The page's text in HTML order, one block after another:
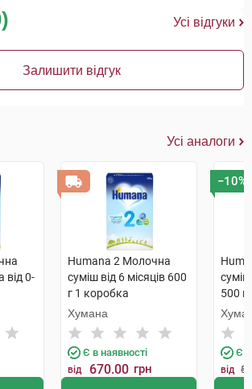
Усі відгуки
Залишити відгук
Усі аналоги
від 0-
Humana 2 Молочна
суміш від 6 місяців 600
г 1 коробка
Хумана
Є в наявності
від 670.00 грн
−10%
суміш
500 г
Є в
від